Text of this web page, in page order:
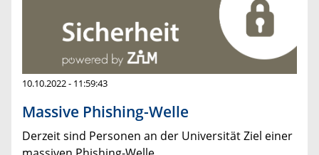
10.10.2022 - 11:59:43
Massive Phishing-Welle
Derzeit sind Personen an der Universität Ziel einer